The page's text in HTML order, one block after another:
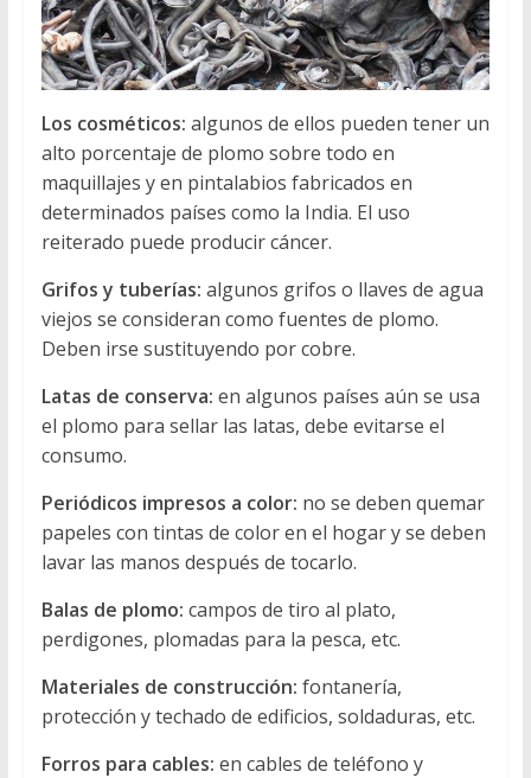
Los cosméticos: algunos de ellos pueden tener un
alto porcentaje de plomo sobre todo en
maquillajes y en pintalabios fabricados en
determinados países como la India. El uso
reiterado puede producir cáncer.
Grifos y tuberías: algunos grifos o llaves de agua
viejos se consideran como fuentes de plomo.
Deben irse sustituyendo por cobre.
Latas de conserva: en algunos países aún se usa
el plomo para sellar las latas, debe evitarse el
consumo.
Periódicos impresos a color: no se deben quemar
papeles con tintas de color en el hogar y se deben
lavar las manos después de tocarlo.
Balas de plomo: campos de tiro al plato,
perdigones, plomadas para la pesca, etc.
Materiales de construcción: fontanería,
protección y techado de edificios, soldaduras, etc.
Forros para cables: en cables de teléfono y